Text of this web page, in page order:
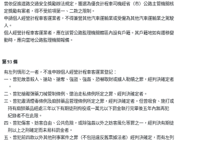
  曾依促進道路交通安全獎勵辦法規定，獲選為優良計程車司機經省（市）公路主管機關核
  定獎勵有案者，得不受前項第一、二款之限制。
  申請個人經營計程車客運業者，不得兼營其他汽車運輸業或受僱為其他汽車運輸業之駕駛
  人。
  個人經營計程車客運業者，應在該管公路監理機關轄區內設有戶籍。其戶籍地如有遷移變
第 93 條
  有左列情形之一者，不准申辦個人經營計程車客運業登記：
  一、曾犯故意殺人、搶劫、搶奪、強盜、強姦、恐嚇取財或擄人勒贖之罪，經判決確定者
      。
  二、曾犯槍礮彈藥刀械管制條例、懲治走私條例所定之罪、經判決確定者。
  三、曾犯肅清煙毒條例及麻醉藥品管理條例所定之罪，經判決確定者。但曾吸食、施打或
      持有麻醉藥品經處三年以下有期徒刑拘役或一萬元以下罰金執行完畢後五年內無再犯
      紀錄者不在此限。
  四、曾犯傷害、妨害自由、公共危險，或除強姦以外之妨害風化等罪之一，經判決有期徒
      刑以上之刑確定而未易科罰金者。
  五、曾犯前四款以外其他刑事案件之罪（不包括違反舊票據法者）經判決確定，而有左列